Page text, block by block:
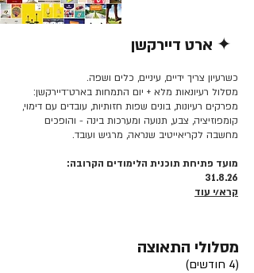
✦ ארט דיירקשן
כשרעיון צריך ידיים, עיניים, כלים ושפה.
מסלול רעיונאות מלא + יום התמחות בארט־דיירקשן:
מפרקים רעיונות, בונים שפות חזותיות, עובדים עם דימוי,
קומפוזיציה, צבע, תנועה ומערכות בינה - והופכים
מחשבה לקריאייטיב שנראה, מרגיש ועובד.
מועד פתיחת תוכנית הלימודים הקרובה:
31.8.26
קרא/י עוד
מסלולי התאוצה
(4 חודשים)